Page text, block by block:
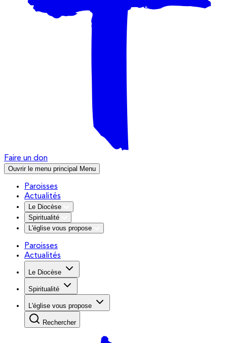
Faire un don
Ouvrir le menu principal Menu
Paroisses
Actualités
Le Diocèse
Spiritualité
L'église vous propose
Paroisses
Actualités
Le Diocèse
Spiritualité
L'église vous propose
Rechercher